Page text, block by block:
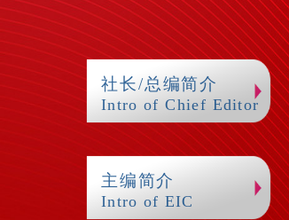
社长/总编简介
Intro of Chief Editor
主编简介
Intro of EIC